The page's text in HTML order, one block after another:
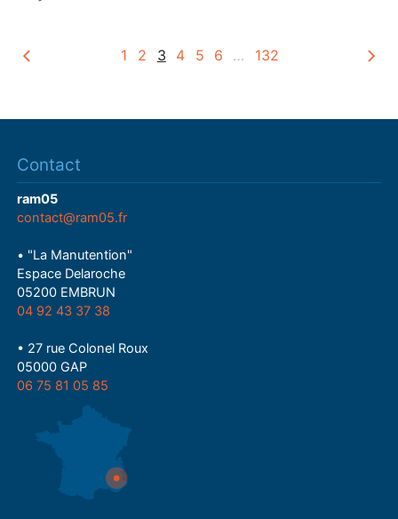
1 2 3 4 5 6 … 132
Contact
ram05
contact@ram05.fr
• "La Manutention"
Espace Delaroche
05200 EMBRUN
04 92 43 37 38
• 27 rue Colonel Roux
05000 GAP
06 75 81 05 85